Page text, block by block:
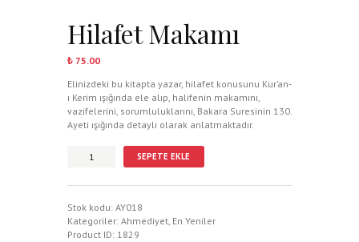
Hilafet Makamı
₺ 75.00
Elinizdeki bu kitapta yazar, hilafet konusunu Kur’an-
ı Kerim ışığında ele alıp, halifenin makamını,
vazifelerini, sorumluluklarını, Bakara Suresinin 130.
Ayeti ışığında detaylı olarak anlatmaktadır.
Hilafet
SEPETE EKLE
Stok kodu: AY018
Kategoriler: Ahmediyet, En Yeniler
Product ID: 1829